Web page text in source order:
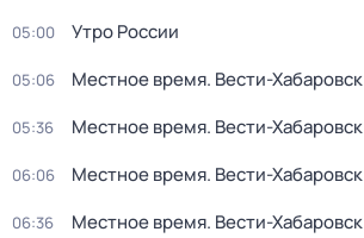
05:00 Утро России
05:06 Местное время. Вести-Хабаровск
05:36 Местное время. Вести-Хабаровск
06:06 Местное время. Вести-Хабаровск
06:36 Местное время. Вести-Хабаровск